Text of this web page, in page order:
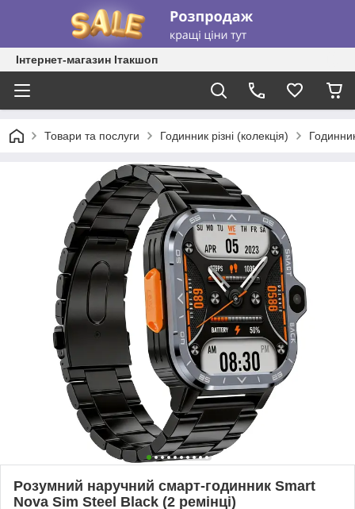
Інтернет-магазин Ітакшоп
Товари та послуги Годинник різні (колекція)
Розумний наручний смарт-годинник Smart
Nova Sim Steel Black (2 ремінці)